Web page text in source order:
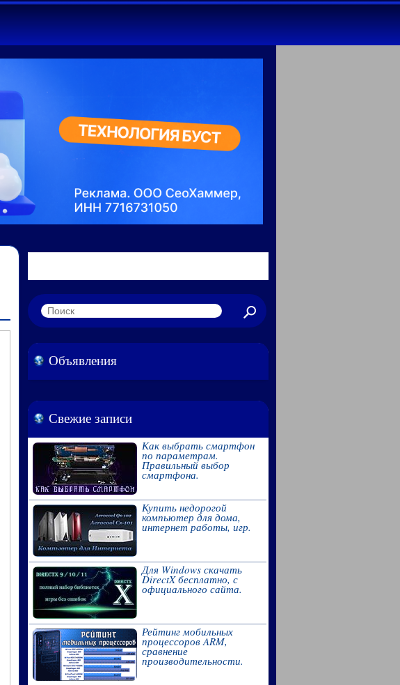
Объявления
Свежие записи
Как выбрать смартфон
по параметрам.
Правильный выбор
смартфона.
Купить недорогой
компьютер для дома,
интернет работы, игр.
Для Windows скачать
DirectX бесплатно, с
официального сайта.
Рейтинг мобильных
процессоров ARM,
сравнение
производительности.